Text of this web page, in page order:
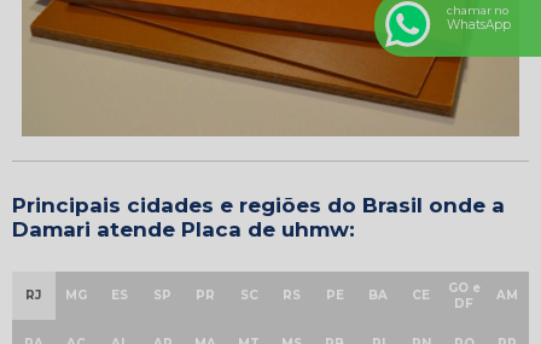
Principais cidades e regiões do Brasil onde a
Damari atende Placa de uhmw:
RJ MG ES SP PR SC RS PE BA CE
GO e
DF
AM
chamar no
WhatsApp